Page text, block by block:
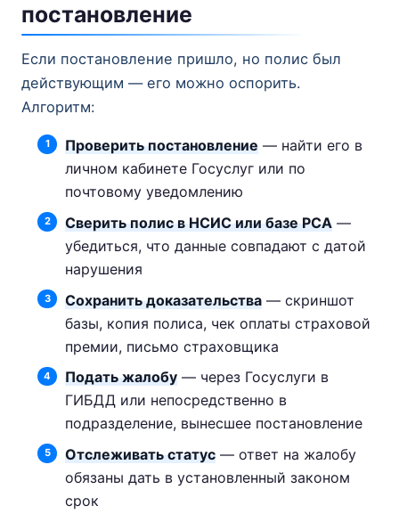
постановление
Если постановление пришло, но полис был
действующим — его можно оспорить.
Алгоритм:
Проверить постановление— найти его в
личном кабинете Госуслуг или по
почтовому уведомлению
Сверить полис в НСИС или базе РСА—
убедиться, что данные совпадают с датой
нарушения
Сохранить доказательства— скриншот
базы, копия полиса, чек оплаты страховой
премии, письмо страховщика
Подать жалобу— через Госуслуги в
ГИБДД или непосредственно в
подразделение, вынесшее постановление
Отслеживать статус— ответ на жалобу
обязаны дать в установленный законом
срок